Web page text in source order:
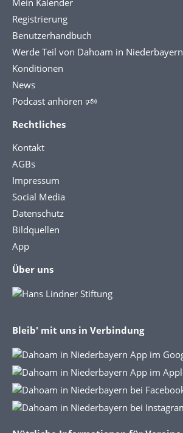
Mein Kalender
Registrierung
Benutzerhandbuch
Werde Teil von Dahoam in Niederbayern
Konditionen
News
Podcast anhören 🕬
Rechtliches
Kontakt
AGBs
Impressum
Social Media
Datenschutz
Bildquellen
App
Über uns
Bleib' mit uns in Verbindung